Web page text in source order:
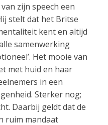
zijn speech een
stelt dat het Britse
kent en altijd
samenwerking
Het mooie van
met huid en haar
in een
Sterker nog;
Daarbij geldt dat de
ruim mandaat